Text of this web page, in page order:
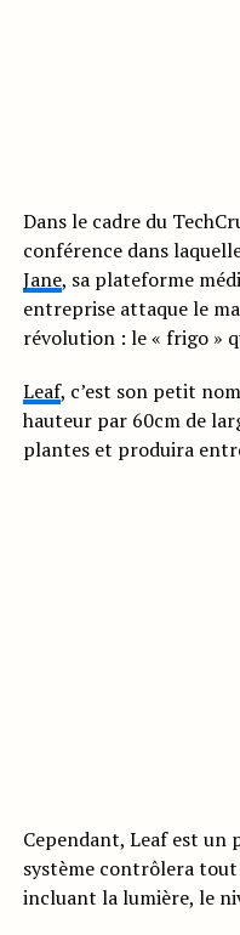
Dans le cadre du
conférence dans
Jane, sa plateforme
entreprise attaque le
révolution : le « frigo »
Leaf, c’est son petit
hauteur par 60cm de
plantes et produira
Cependant, Leaf est un
système contrôlera
incluant la lumière, le